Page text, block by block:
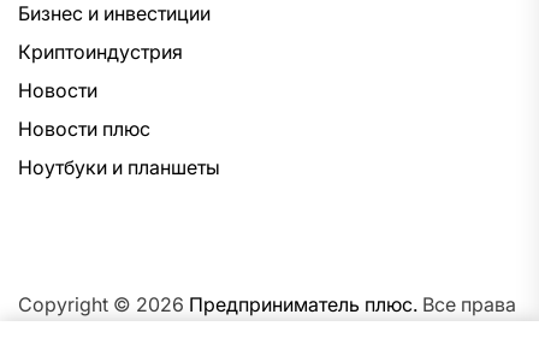
Бизнес и инвестиции
Криптоиндустрия
Новости
Новости плюс
Ноутбуки и планшеты
Copyright © 2026 Предприниматель плюс. Все права